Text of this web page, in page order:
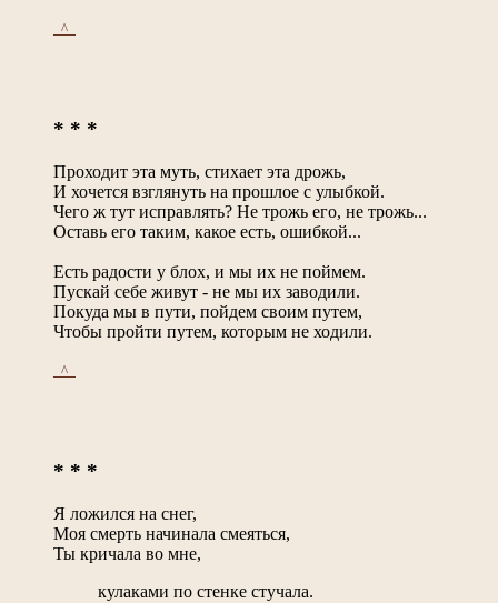
_^_
* * *
Проходит эта муть, стихает эта дрожь,
И хочется взглянуть на прошлое с улыбкой.
Чего ж тут исправлять? Не трожь его, не трожь...
Оставь его таким, какое есть, ошибкой...
Есть радости у блох, и мы их не поймем.
Пускай себе живут - не мы их заводили.
Покуда мы в пути, пойдем своим путем,
Чтобы пройти путем, которым не ходили.
_^_
* * *
Я ложился на снег,
Моя смерть начинала смеяться,
Ты кричала во мне,
кулаками по стенке стучала.